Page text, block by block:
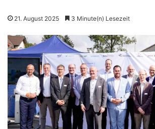
21. August 2025 3 Minute(n) Lesezeit